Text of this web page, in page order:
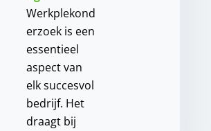
Werkplekond
erzoek is een
essentieel
aspect van
elk succesvol
bedrijf. Het
draagt bij